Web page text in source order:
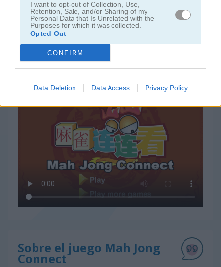
I want to opt-out of Collection, Use,
Retention, Sale, and/or Sharing of my
Personal Data that Is Unrelated with the
Purposes for which it was collected.
Opted Out
CONFIRM
Data Deletion Data Access Privacy Policy
Cómo jugar Mah Jong Connect
Sobre el juego Mah Jong
Connect